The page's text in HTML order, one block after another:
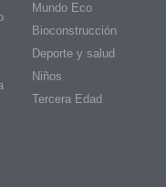
Mundo Eco
Bioconstrucción
Deporte y salud
Niños
Tercera Edad